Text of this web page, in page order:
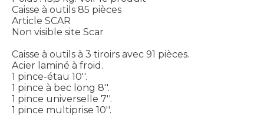
Caisse à outils 85 pièces
Article SCAR
Non visible site Scar
Caisse à outils à 3 tiroirs avec 91 pièces.
Acier laminé à froid.
1 pince-étau 10''.
1 pince à bec long 8''.
1 pince universelle 7''.
1 pince multiprise 10''.